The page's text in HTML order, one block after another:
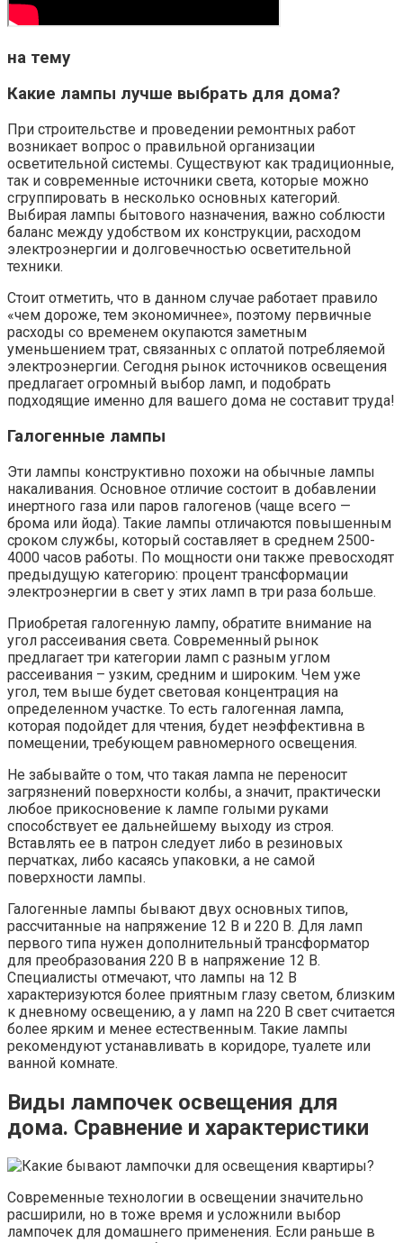
на тему
Какие лампы лучше выбрать для дома?
При строительстве и проведении ремонтных работ
возникает вопрос о правильной организации
осветительной системы. Существуют как традиционные,
так и современные источники света, которые можно
сгруппировать в несколько основных категорий.
Выбирая лампы бытового назначения, важно соблюсти
баланс между удобством их конструкции, расходом
электроэнергии и долговечностью осветительной
техники.
Стоит отметить, что в данном случае работает правило
«чем дороже, тем экономичнее», поэтому первичные
расходы со временем окупаются заметным
уменьшением трат, связанных с оплатой потребляемой
электроэнергии. Сегодня рынок источников освещения
предлагает огромный выбор ламп, и подобрать
подходящие именно для вашего дома не составит труда!
Галогенные лампы
Эти лампы конструктивно похожи на обычные лампы
накаливания. Основное отличие состоит в добавлении
инертного газа или паров галогенов (чаще всего —
брома или йода). Такие лампы отличаются повышенным
сроком службы, который составляет в среднем 2500-
4000 часов работы. По мощности они также превосходят
предыдущую категорию: процент трансформации
электроэнергии в свет у этих ламп в три раза больше.
Приобретая галогенную лампу, обратите внимание на
угол рассеивания света. Современный рынок
предлагает три категории ламп с разным углом
рассеивания – узким, средним и широким. Чем уже
угол, тем выше будет световая концентрация на
определенном участке. То есть галогенная лампа,
которая подойдет для чтения, будет неэффективна в
помещении, требующем равномерного освещения.
Не забывайте о том, что такая лампа не переносит
загрязнений поверхности колбы, а значит, практически
любое прикосновение к лампе голыми руками
способствует ее дальнейшему выходу из строя.
Вставлять ее в патрон следует либо в резиновых
перчатках, либо касаясь упаковки, а не самой
поверхности лампы.
Галогенные лампы бывают двух основных типов,
рассчитанные на напряжение 12 В и 220 В. Для ламп
первого типа нужен дополнительный трансформатор
для преобразования 220 В в напряжение 12 В.
Специалисты отмечают, что лампы на 12 В
характеризуются более приятным глазу светом, близким
к дневному освещению, а у ламп на 220 В свет считается
более ярким и менее естественным. Такие лампы
рекомендуют устанавливать в коридоре, туалете или
ванной комнате.
Виды лампочек освещения для
дома. Сравнение и характеристики
Современные технологии в освещении значительно
расширили, но в тоже время и усложнили выбор
лампочек для домашнего применения. Если раньше в